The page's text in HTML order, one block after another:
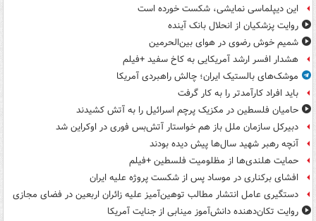
این دیپلماسی نمایشی، شکست خورده است
روایت پزشکیان از انحلال بانک آینده
شمیم خوش رضوی در هوای بین‌الحرمین
هشدار افسر ارشد آمریکایی به کاخ سفید +فیلم
موشک‌های بالستیک ایران؛ چالش راهبردی آمریکا
باید افراد کارآمدتر را به کار گرفت
حامیان فلسطین در مکزیک پرچم اسرائیل را به آتش کشیدند
دبیرکل سازمان ملل باز هم خواستار آتش‌بس فوری در اوکراین شد
آنچه رهبر شهید سال‌ها پیش دیده بودند
حمایت هلندی‌ها از مظلومیت فلسطین +فیلم
افشای برکناری در موساد پس از شکست پروژه علیه ایران
دستگیری عامل انتشار مطالب توهین‌آمیز علیه زائران اربعین در فضای مجازی
روایت تکان‌دهنده دانش‌آموز مینابی از جنایت آمریکا